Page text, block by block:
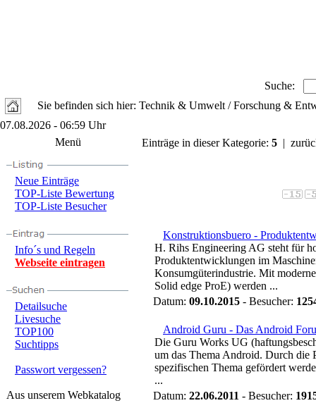
Suche:
Sie befinden sich hier: Technik & Umwelt / Forschung &
07.08.2026 - 06:59 Uhr
Menü
Neue Einträge
TOP-Liste Bewertung
TOP-Liste Besucher
Info´s und Regeln
Webseite eintragen
Detailsuche
Livesuche
TOP100
Suchtipps
Passwort vergessen?
Aus unserem Webkatalog
Einträge in dieser Kategorie: 5 |
Konstruktionsbuero -
H. Rihs Engineering AG steht für
Produktentwicklungen im
Konsumgüterindustrie. Mit
Solid edge ProE) werden ...
Datum: 09.10.2015 - Besucher:
Android Guru - Das Android
Die Guru Works UG
um das Thema Android. Durch die
spezifischen Thema gefördert
...
Datum: 22.06.2011 - Besucher: